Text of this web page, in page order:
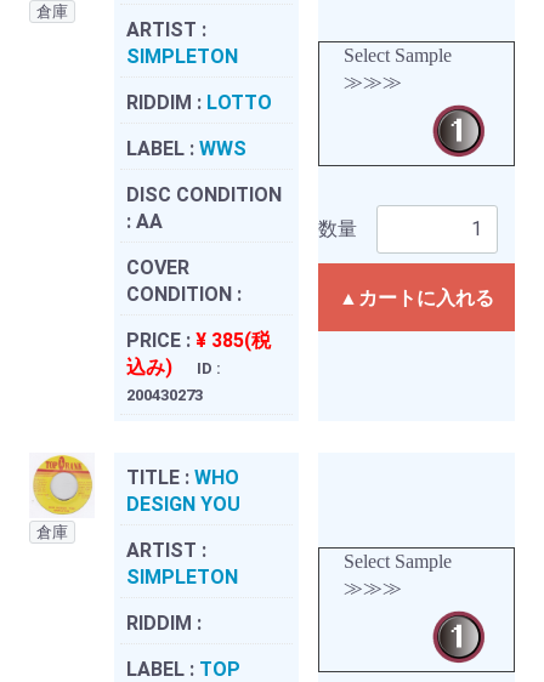
倉庫
ARTIST :
SIMPLETON
RIDDIM : LOTTO
LABEL : WWS
DISC CONDITION
: AA
COVER
CONDITION :
PRICE : ¥ 385(税
込み)
ID :
200430273
Select Sample
≫≫≫
数量
▲カートに入れる
倉庫
TITLE : WHO
DESIGN YOU
ARTIST :
SIMPLETON
RIDDIM :
LABEL : TOP
Select Sample
≫≫≫